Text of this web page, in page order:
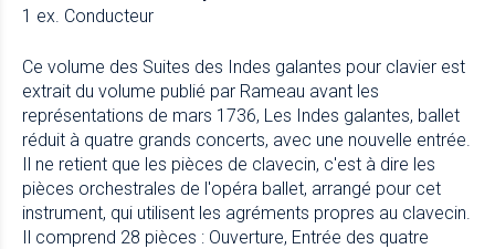
1 ex. Conducteur
Ce volume des Suites des Indes galantes pour clavier est
extrait du volume publié par Rameau avant les
représentations de mars 1736, Les Indes galantes, ballet
réduit à quatre grands concerts, avec une nouvelle entrée.
Il ne retient que les pièces de clavecin, c'est à dire les
pièces orchestrales de l'opéra ballet, arrangé pour cet
instrument, qui utilisent les agréments propres au clavecin.
Il comprend 28 pièces : Ouverture, Entrée des quatre